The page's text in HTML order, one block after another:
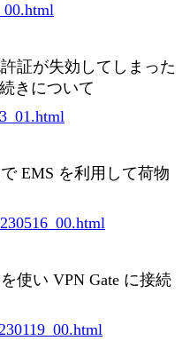
証が失効してしまった
きについて
EMS を利用して荷物
使い VPN Gate に接続